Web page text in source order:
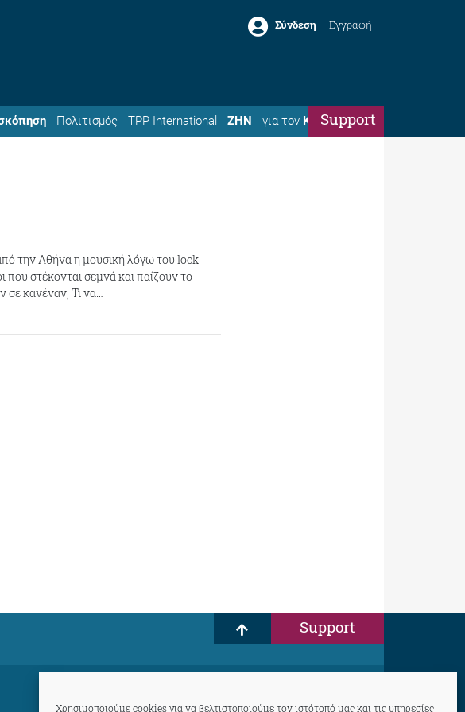
Χρησιμοποιούμε cookies για να βελτιστοποιούμε τον ιστότοπό μας και τις υπηρεσίες
Σύνδεση Εγγραφή
Πολιτισμός TPP International ΖΗΝ για τον ΚώσταSupport
την Αθήνα η μουσική λόγω του lock
στέκονται σεμνά και παίζουν το
σε κανέναν; Τι να…
Support